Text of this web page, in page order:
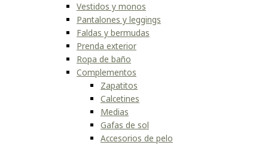
Vestidos y monos
Pantalones y leggings
Faldas y bermudas
Prenda exterior
Ropa de baño
Complementos
Zapatitos
Calcetines
Medias
Gafas de sol
Accesorios de pelo